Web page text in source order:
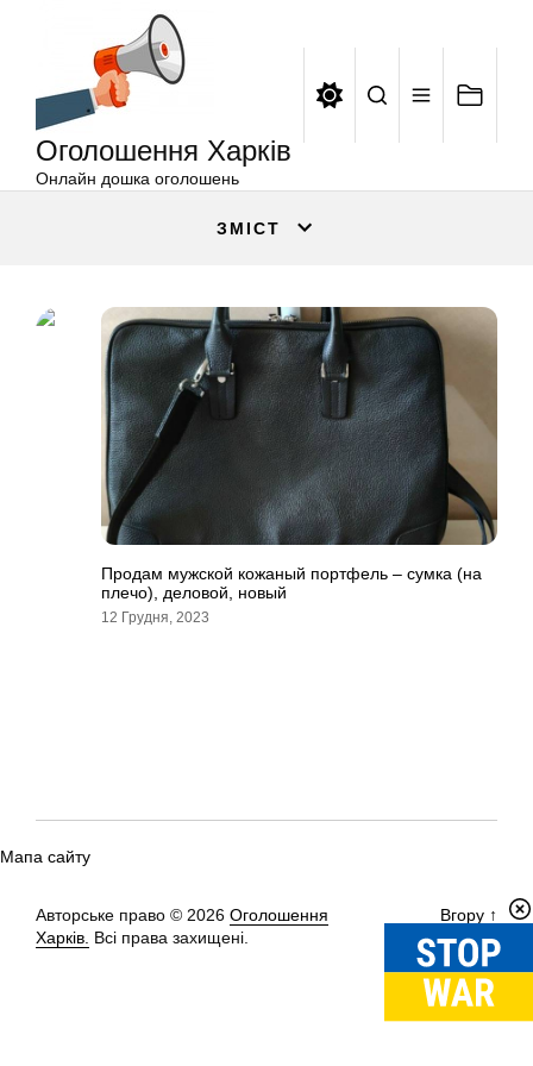
Оголошення Харків
Онлайн дошка оголошень
ЗМІСТ
Продам мужской кожаный портфель – сумка (на
плечо), деловой, новый
12 Грудня, 2023
Мапа сайту
Авторське право © 2026 Оголошення
Харків. Всі права захищені.
Вгору ↑